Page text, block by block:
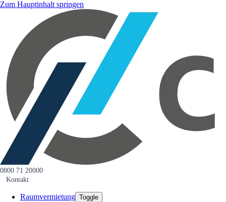
Zum Hauptinhalt springen
0800 71 20000
Kontakt
Raumvermietung Toggle